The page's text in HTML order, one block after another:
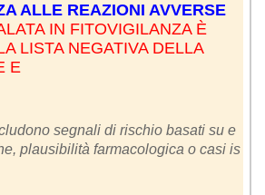
ALLE REAZIONI AVVERSE
IN FITOVIGILANZAÈ
LISTA NEGATIVA DELLA
E
segnali di rischio basati su e
plausibilità farmacologica o casi is